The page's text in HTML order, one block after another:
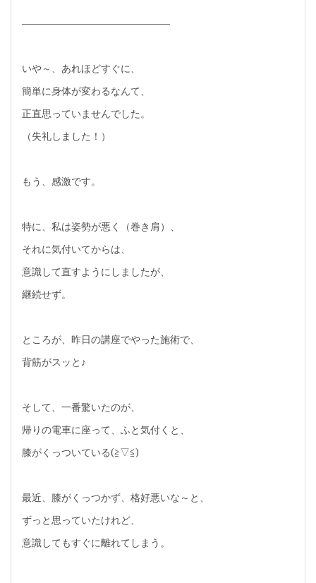
―――――――――――――――
いや～、あれほどすぐに、
簡単に身体が変わるなんて、
正直思っていませんでした。
（失礼しました！）
もう、感激です。
特に、私は姿勢が悪く（巻き肩）、
それに気付いてからは、
意識して直すようにしましたが、
継続せず。
ところが、昨日の講座でやった施術で、
背筋がスッと♪
そして、一番驚いたのが、
帰りの電車に座って、ふと気付くと、
膝がくっついている(≧▽≦)
最近、膝がくっつかず、格好悪いな～と、
ずっと思っていたけれど、
意識してもすぐに離れてしまう。